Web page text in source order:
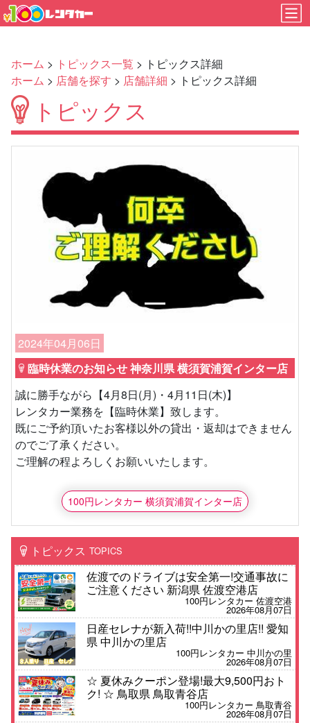
ホーム > トピックス一覧 > トピックス詳細
ホーム > 店舗を探す > 店舗詳細 > トピックス詳細
トピックス
Previous
2024年04月06日
臨時休業のお知らせ 神奈川県 横須賀浦賀インター店
誠に勝手ながら【4月8日(月)・4月11日(木)】
レンタカー業務を【臨時休業】致します。
既にご予約頂いたお客様以外の貸出・返却はできません
のでご了承ください。
ご理解の程よろしくお願いいたします。
100円レンタカー 横須賀浦賀インター店
トピックス TOPICS
佐渡でのドライブは安全第一!交通事故に
ご注意ください 新潟県 佐渡空港店
100円レンタカー 佐渡空港
2026年08月07日
日産セレナが新入荷!!中川かの里店!! 愛知
県 中川かの里店
100円レンタカー 中川かの里
2026年08月07日
☆ 夏休みクーポン登場!最大9,500円おト
ク! ☆ 鳥取県 鳥取青谷店
100円レンタカー 鳥取青谷
2026年08月07日